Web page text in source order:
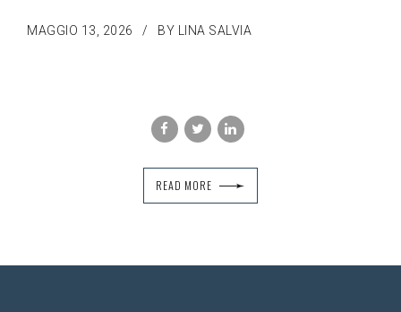
MAGGIO 13, 2026 BY LINA SALVIA
READ MORE